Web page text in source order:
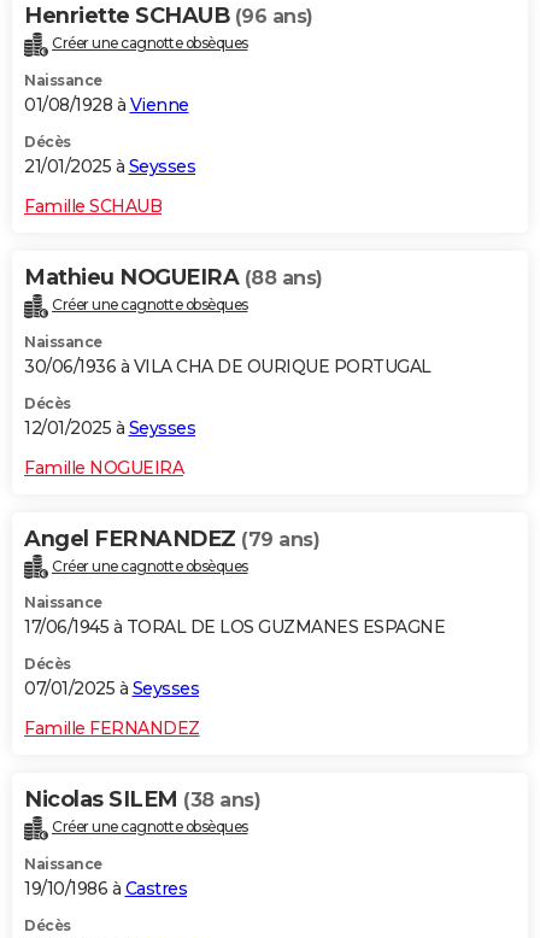
Henriette SCHAUB (96 ans)
Créer une cagnotte obsèques
Naissance
01/08/1928 à Vienne
Décès
21/01/2025 à Seysses
Famille SCHAUB
Mathieu NOGUEIRA (88 ans)
Créer une cagnotte obsèques
Naissance
30/06/1936 à VILA CHA DE OURIQUE PORTUGAL
Décès
12/01/2025 à Seysses
Famille NOGUEIRA
Angel FERNANDEZ (79 ans)
Créer une cagnotte obsèques
Naissance
17/06/1945 à TORAL DE LOS GUZMANES ESPAGNE
Décès
07/01/2025 à Seysses
Famille FERNANDEZ
Nicolas SILEM (38 ans)
Créer une cagnotte obsèques
Naissance
19/10/1986 à Castres
Décès